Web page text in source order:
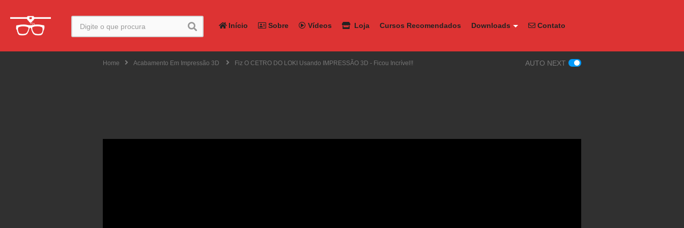
Início Sobre Vídeos Loja Cursos Recomendados Downloads Contato
Home Acabamento Em Impressão 3D Fiz O CETRO DO LOKI Usando IMPRESSÃO 3D - Ficou Incrível!! AUTO NEXT